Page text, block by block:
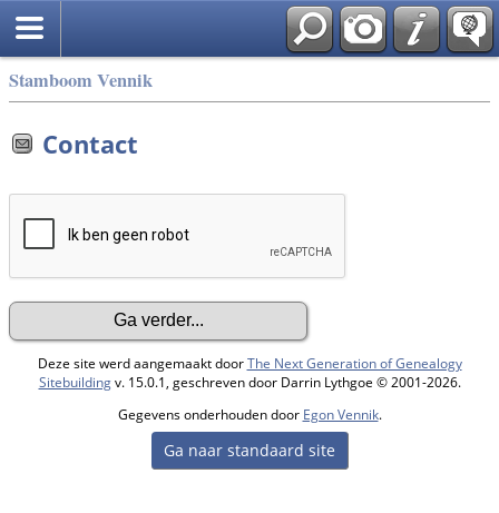
Stamboom Vennik
Contact
Deze site werd aangemaakt doorThe Next Generation of Genealogy
Sitebuildingv. 15.0.1, geschreven door Darrin Lythgoe © 2001-2026.
Gegevens onderhouden door Egon Vennik.
Ga naar standaard site